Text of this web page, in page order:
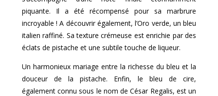
piquante. Il a été récompensé pour sa marbrure
incroyable ! A découvrir également, l’Oro verde, un bleu
italien raffiné. Sa texture crémeuse est enrichie par des
éclats de pistache et une subtile touche de liqueur.
Un harmonieux mariage entre la richesse du bleu et la
douceur de la pistache. Enfin, le bleu de cire,
également connu sous le nom de César Regalis, est un